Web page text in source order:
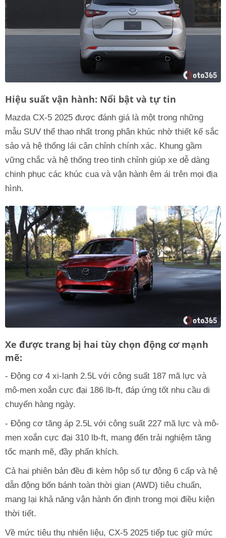
Hiệu suất vận hành: Nổi bật và tự tin
Mazda CX-5 2025 được đánh giá là một trong những
mẫu SUV thể thao nhất trong phân khúc nhờ thiết kế sắc
sảo và hệ thống lái cân chỉnh chính xác. Khung gầm
vững chắc và hệ thống treo tinh chỉnh giúp xe dễ dàng
chinh phục các khúc cua và vận hành êm ái trên mọi địa
hình.
Xe được trang bị hai tùy chọn động cơ mạnh
mẽ:
- Động cơ 4 xi-lanh 2.5L với công suất 187 mã lực và
mô-men xoắn cực đại 186 lb-ft, đáp ứng tốt nhu cầu di
chuyển hàng ngày.
- Động cơ tăng áp 2.5L với công suất 227 mã lực và mô-
men xoắn cực đại 310 lb-ft, mang đến trải nghiệm tăng
tốc mạnh mẽ, đầy phấn khích.
Cả hai phiên bản đều đi kèm hộp số tự động 6 cấp và hệ
dẫn động bốn bánh toàn thời gian (AWD) tiêu chuẩn,
mang lại khả năng vận hành ổn định trong mọi điều kiện
thời tiết.
Về mức tiêu thụ nhiên liệu, CX-5 2025 tiếp tục giữ mức